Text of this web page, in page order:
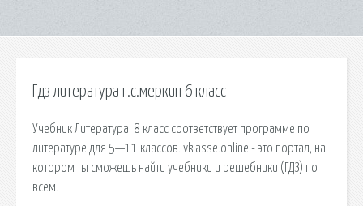
Гдз литература г.с.меркин 6 класс
Учебник Литература. 8 класс соответствует программе по
литературе для 5—11 классов. vklasse.online - это портал, на
котором ты сможешь найти учебники и решебники (ГДЗ) по
всем.